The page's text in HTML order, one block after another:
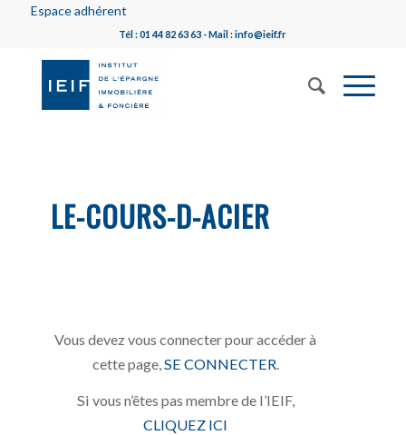
Espace adhérent
Tél : 01 44 82 63 63 - Mail : info@ieif.fr
LE-COURS-D-ACIER
Vous devez vous connecter pour accéder à
cette page, SE CONNECTER
Si vous n’êtes pas membre de l’IEIF,
CLIQUEZ ICI